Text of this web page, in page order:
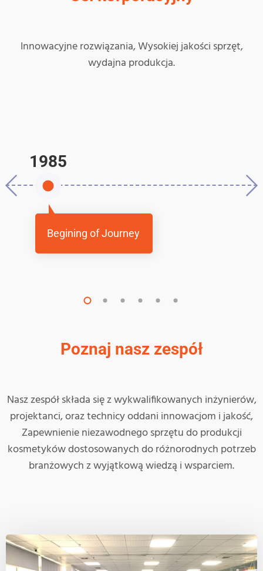
Innowacyjne rozwiązania, Wysokiej jakości sprzęt,
wydajna produkcja.
1985
Begining of Journey
Poznaj nasz zespół
Nasz zespół składa się z wykwalifikowanych inżynierów,
projektanci, oraz technicy oddani innowacjom i jakość,
Zapewnienie niezawodnego sprzętu do produkcji
kosmetyków dostosowanych do różnorodnych potrzeb
branżowych z wyjątkową wiedzą i wsparciem.